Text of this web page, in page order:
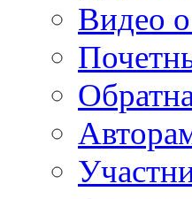
Видео